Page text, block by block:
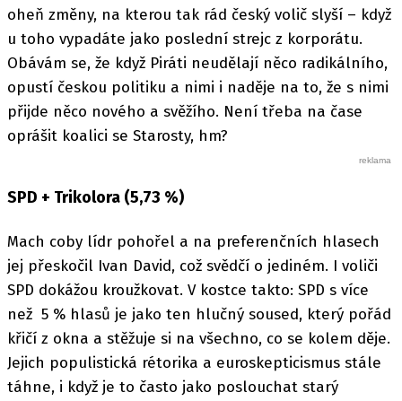
oheň změny, na kterou tak rád český volič slyší – když
u toho vypadáte jako poslední strejc z korporátu.
Obávám se, že když Piráti neudělají něco radikálního,
opustí českou politiku a nimi i naděje na to, že s nimi
přijde něco nového a svěžího. Není třeba na čase
oprášit koalici se Starosty, hm?
SPD + Trikolora (5,73 %)
Mach coby lídr pohořel a na preferenčních hlasech
jej přeskočil Ivan David, což svědčí o jediném. I voliči
SPD dokážou kroužkovat. V kostce takto: SPD s více
než 5 % hlasů je jako ten hlučný soused, který pořád
křičí z okna a stěžuje si na všechno, co se kolem děje.
Jejich populistická rétorika a euroskepticismus stále
táhne, i když je to často jako poslouchat starý